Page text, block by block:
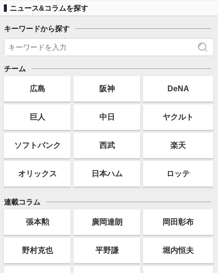
ニュース&コラムを探す
キーワードから探す
チーム
広島 阪神 DeNA
巨人 中日 ヤクルト
ソフトバンク 西武 楽天
オリックス 日本ハム ロッテ
連載コラム
張本勲 廣岡達朗 岡田彰布
野村克也 平野謙 堀内恒夫